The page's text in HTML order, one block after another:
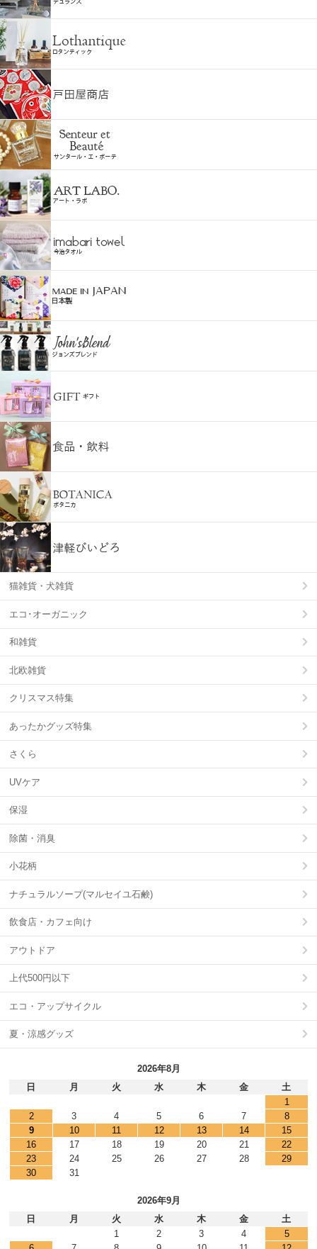
猫雑貨・犬雑貨
エコ･オーガニック
和雑貨
北欧雑貨
クリスマス特集
あったかグッズ特集
さくら
UVケア
保湿
除菌・消臭
小花柄
ナチュラルソープ(マルセイユ石鹸)
飲食店・カフェ向け
アウトドア
上代500円以下
エコ・アップサイクル
夏・涼感グッズ
2026年8月
日
月 火 水 木 金
土
1
2
3 4 5 6 7
8
9
10 11 12 13 14
15
16
17 18 19 20 21
22
23
24 25 26 27 28
29
30
31
2026年9月
日
月 火 水 木 金
土
1
2 3 4
5